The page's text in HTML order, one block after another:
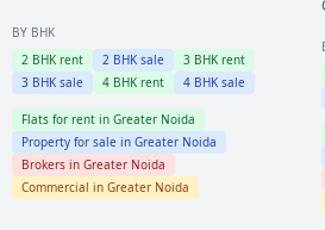
BY BHK
2BHK rent 2BHK sale 3BHK rent
3BHK sale 4BHK rent 4BHK sale
Flats for rent in Greater Noida
Property for sale in Greater Noida
Brokers in Greater Noida
Commercial in Greater Noida